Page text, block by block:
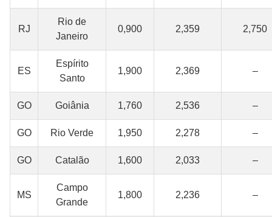
RJ
Rio de
Janeiro
0,900 2,359 2,750
ES
Espírito
Santo
1,900 2,369 –
GO Goiânia 1,760 2,536 –
GO Rio Verde 1,950 2,278 –
GO Catalão 1,600 2,033 –
MS
Campo
Grande
1,800 2,236 –